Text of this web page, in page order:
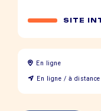
SITE
En ligne
En ligne / à distance